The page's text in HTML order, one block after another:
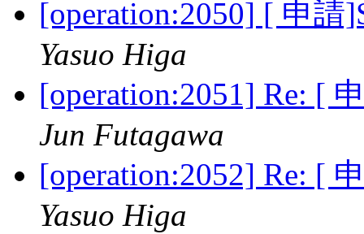
[operation:2050] [ 申
Yasuo Higa
[operation:2051] Re: [
Jun Futagawa
[operation:2052] Re: [
Yasuo Higa